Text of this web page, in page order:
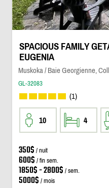
SPACIOUS FAMILY
EUGENIA
Muskoka / Baie Georgienne,
GL-32083
(1)
10 4
350$ / nuit
600$ / fin sem.
1850$ - 2800$ / sem.
5000$ / mois